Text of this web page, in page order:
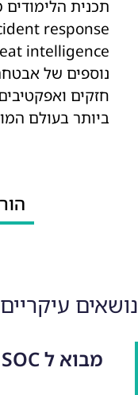
response
נוספים של
חזקים
ביותר בעולם
נושאים
מבוא ל SOC